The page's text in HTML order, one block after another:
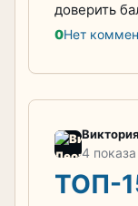
доверить
0Нет
4 показа
ТОП-